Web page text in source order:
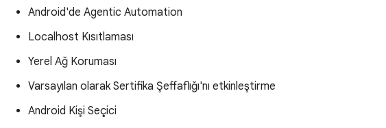
Android'de Agentic Automation
Localhost Kısıtlaması
Yerel Ağ Koruması
Varsayılan olarak Sertifika Şeffaflığı'nı etkinleştirme
Android Kişi Seçici